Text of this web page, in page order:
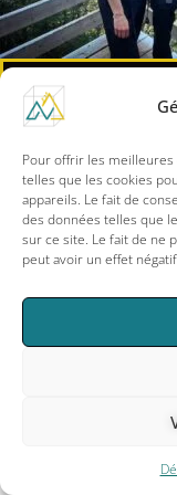
Pour offrir les
telles que les cookies
appareils. Le fait de
des données telles que
sur ce site. Le fait de ne
peut avoir un effet
Copyright © 2026